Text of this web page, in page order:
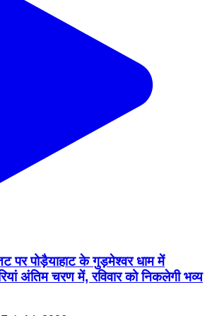
पर पोड़ैयाहाट के गुड़मेश्वर धाम में
अंतिम चरण में, रविवार को निकलेगी भव्य